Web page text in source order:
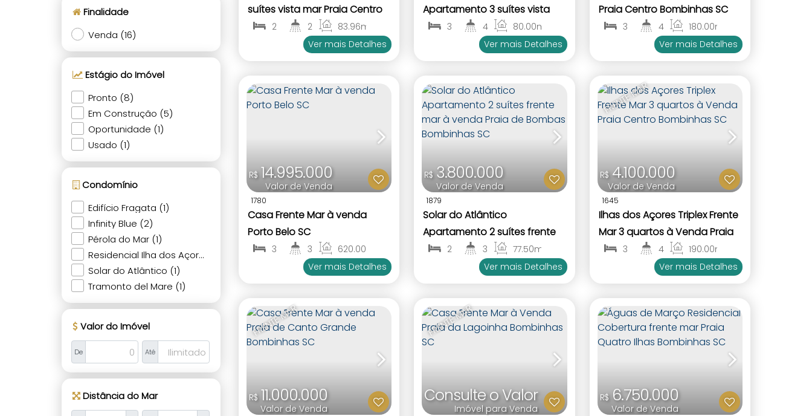
Finalidade
Venda (16)
Estágio do Imóvel
Pronto (8)
Em Construção (5)
Oportunidade (1)
Usado (1)
Condomínio
Edifício Fragata (1)
Infinity Blue (2)
Pérola do Mar (1)
Residencial Ilha dos Açores (1)
Solar do Atlântico (1)
Tramonto del Mare (1)
Valor do Imóvel
De Até
Distância do Mar
suítes vista mar Praia Centro
Bombinhas SC
2 2 83.96m²
2
Ver mais Detalhes
Apartamento 3 suítes vista
mar Canto Grande
Bombinhas SC
3 4 80.00m²
3
Ver mais Detalhes
Praia Centro Bombinhas SC
3 4 180.00m²
1Ver mais Detalhes
1780
R$14.995.000
Valor de Venda
Casa Frente Mar à venda
Porto Belo SC
3 3 620.00
3
Ver mais Detalhes
1879
R$3.800.000
Valor de Venda
Solar do Atlântico
Apartamento 2 suítes frente
mar à venda Praia de
Bombas Bombinhas SC
2 3 77.50m²
90.00m²
Ver mais Detalhes
FRENTE MAR
1645
R$4.100.000
Valor de Venda
Ilhas dos Açores Triplex Frente
Mar 3 quartos à Venda Praia
Centro Bombinhas SC
3 4 190.00m²
1Ver mais Detalhes
FRENTE MAR
R$11.000.000
Valor de Venda
FRENTE MAR
Consulte o Valor
Imóvel para Venda
R$6.750.000
Valor de Venda